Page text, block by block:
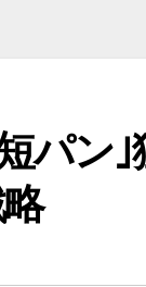
パン